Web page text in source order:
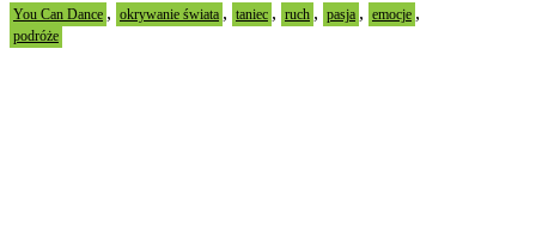
You Can Dance , okrywanie świata , taniec , ruch , pasja , emocje ,
podróże